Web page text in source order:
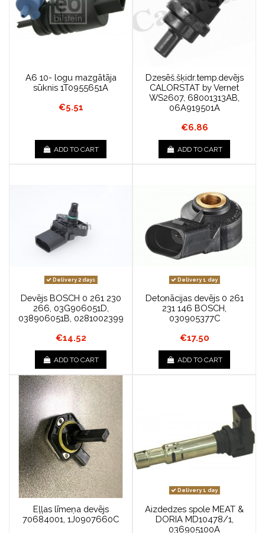
A6 10- logu mazgātāja
sūknis 1T0955651A
€5.51
ADD TO CART
Dzesēš.šķidr.temp.devējs
CALORSTAT by Vernet
WS2607, 68001313AB,
06A919501A
€6.86
ADD TO CART
Delivery 2 days
Devējs BOSCH 0 261 230
266, 03G906051D,
038906051B, 0281002399
€14.52
ADD TO CART
Delivery 1 day
Detonācijas devējs 0 261
231 146 BOSCH,
030905377C
€17.50
ADD TO CART
Eļļas līmeņa devējs
70684001, 1J0907660C
Delivery 1 day
Aizdedzes spole MEAT &
DORIA MD10478/1,
036905100A